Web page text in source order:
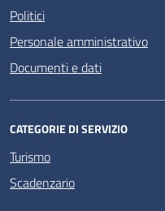
Politici
Personale amministrativo
Documenti e dati
CATEGORIE DI SERVIZIO
Turismo
Scadenzario